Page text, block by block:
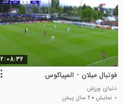
2:08:32
فوتبال میلان - المپیاکوس
دنیای ورزش
0 نمایش
2 سال پیش